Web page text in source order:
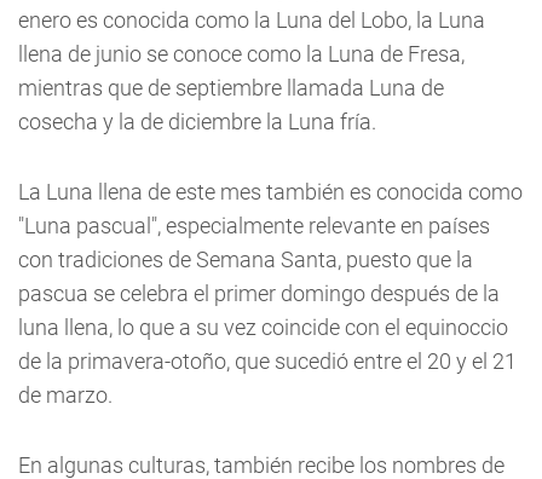
enero es conocida como la Luna del Lobo, la Luna
llena de junio se conoce como la Luna de Fresa,
mientras que de septiembre llamada Luna de
cosecha y la de diciembre la Luna fría.
La Luna llena de este mes también es conocida como
"Luna pascual", especialmente relevante en países
con tradiciones de Semana Santa, puesto que la
pascua se celebra el primer domingo después de la
luna llena, lo que a su vez coincide con el equinoccio
de la primavera-otoño, que sucedió entre el 20 y el 21
de marzo.
En algunas culturas, también recibe los nombres de